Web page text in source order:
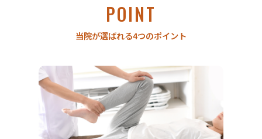
POINT
当院が選ばれる4つのポイント